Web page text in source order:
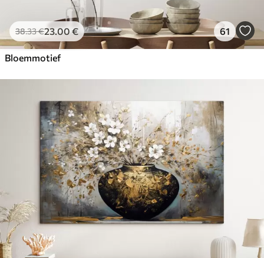
38.33€23.00 € 61
Bloemmotief